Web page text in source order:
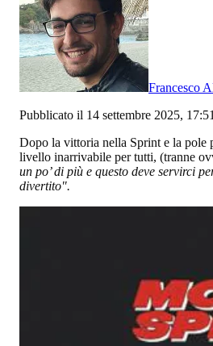
Francesco
Pubblicato il 14 settembre 2025, 17:51
Dopo la vittoria nella Sprint e la pole
livello inarrivabile per tutti, (tranne
un po’ di più e questo deve servirci
divertito".